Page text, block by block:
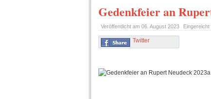
Gedenkfeier an
Veröffentlicht am 06. August 2023 Eingereicht
Twitter